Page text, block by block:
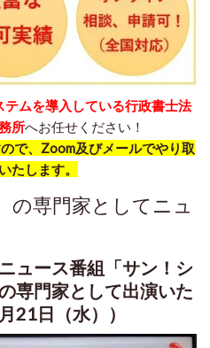
ムを導入している行政書士法
所へお任せください！
で、Zoom及びメールでやり取
たします。
の専門家としてニュ
ュース番組「サン！シ
専門家として出演いた
21日（水））